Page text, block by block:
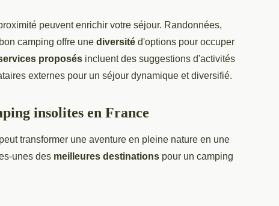
peuvent enrichir votre séjour. Randonnées,
camping offre une diversité d'options pour occuper
proposés incluent des suggestions d'activités
externes pour un séjour dynamique et diversifié.
insolites en France
transformer une aventure en pleine nature en une
unes des meilleures destinations pour un camping